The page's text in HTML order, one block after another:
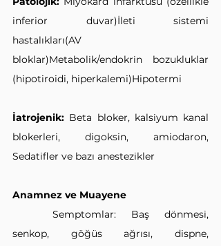
inferior duvar)İleti sistemi
hastalıkları(AV
bloklar)Metabolik/endokrin bozukluklar
(hipotiroidi, hiperkalemi)Hipotermi
İatrojenik: Beta bloker, kalsiyum kanal
blokerleri, digoksin, amiodaron,
Sedatifler ve bazı anestezikler
Anamnez ve Muayene
senkop, göğüs ağrısı, dispne,